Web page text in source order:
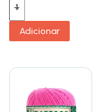
Adicionar